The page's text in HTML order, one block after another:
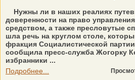
Нужны ли в наших реалиях
доверенности на право
средством, а также пресловутые
шла речь на круглом столе,
фракция Социалистической
сообщила пресс-служба Жогорку
избранники ...
Подробнее...